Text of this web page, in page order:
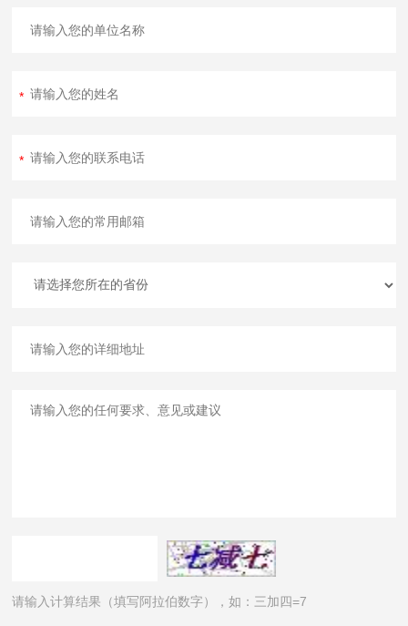
请输入计算结果（填写阿拉伯数字），如：三加四=7